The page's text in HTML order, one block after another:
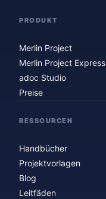
PRODUKT
Merlin Project
Merlin Project Express
adoc Studio
Preise
RESSOURCEN
Handbücher
Projektvorlagen
Blog
Leitfäden